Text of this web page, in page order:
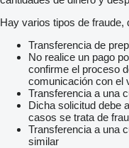
Hay varios tipos de fraude,
Transferencia de
No realice un pago
confirme el proceso
comunicación con el
Transferencia a una
Dicha solicitud debe
casos se trata de
Transferencia a una
similar